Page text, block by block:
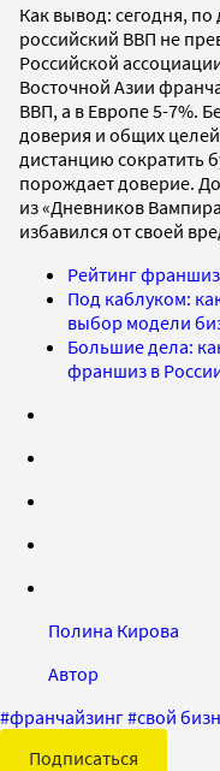
Как вывод: сегодня,
российский ВВП не
Российской
Восточной Азии
ВВП, а в Европе 5-7%.
доверия и общих
дистанцию сократить
порождает доверие.
из «Дневников
избавился от своей
Рейтинг
Под каблуком:
выбор модели
Большие дела:
франшиз в
Полина Кирова
Автор
#франчайзинг#свой
Подписаться